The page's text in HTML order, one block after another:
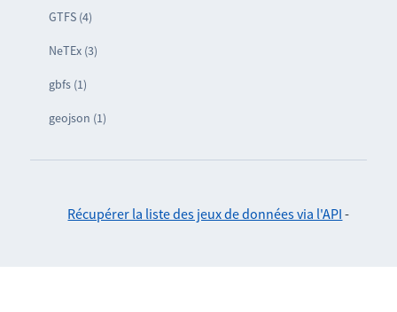
GTFS (4)
NeTEx (3)
gbfs (1)
geojson (1)
Récupérer la liste des jeux de données via l'API -